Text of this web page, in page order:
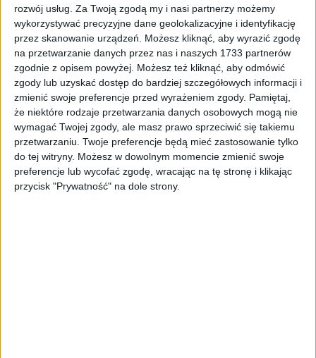
rozwój usług. Za Twoją zgodą my i nasi partnerzy możemy
wykorzystywać precyzyjne dane geolokalizacyjne i identyfikację
przez skanowanie urządzeń. Możesz kliknąć, aby wyrazić zgodę
na przetwarzanie danych przez nas i naszych 1733 partnerów
zgodnie z opisem powyżej. Możesz też kliknąć, aby odmówić
zgody lub uzyskać dostęp do bardziej szczegółowych informacji i
zmienić swoje preferencje przed wyrażeniem zgody. Pamiętaj,
że niektóre rodzaje przetwarzania danych osobowych mogą nie
wymagać Twojej zgody, ale masz prawo sprzeciwić się takiemu
przetwarzaniu. Twoje preferencje będą mieć zastosowanie tylko
do tej witryny. Możesz w dowolnym momencie zmienić swoje
preferencje lub wycofać zgodę, wracając na tę stronę i klikając
przycisk "Prywatność" na dole strony.
Małopolska
Kryminalne
Tag #konkurencyjność
#konkurencyjność
Miasto
Najnowsze
Sortuj:
Kategoria:
TOPMiasto · 3 paź 2024